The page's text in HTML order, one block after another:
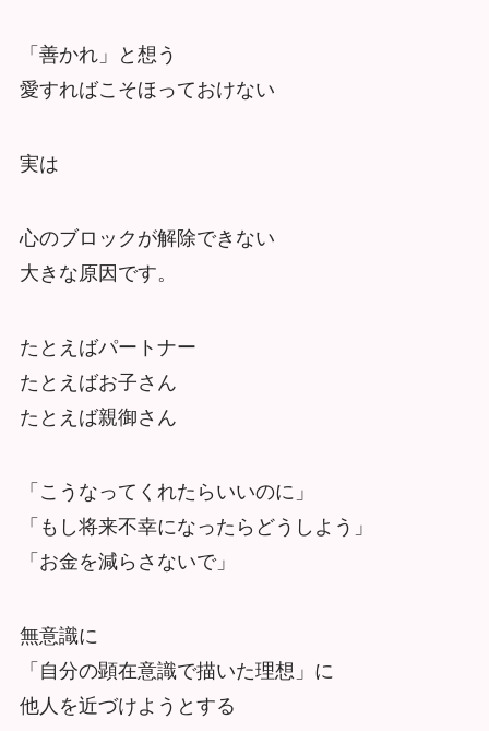
「善かれ」と想う
愛すればこそほっておけない
実は
心のブロックが解除できない
大きな原因です。
たとえばパートナー
たとえばお子さん
たとえば親御さん
「こうなってくれたらいいのに」
「もし将来不幸になったらどうしよう」
「お金を減らさないで」
無意識に
「自分の顕在意識で描いた理想」に
他人を近づけようとする